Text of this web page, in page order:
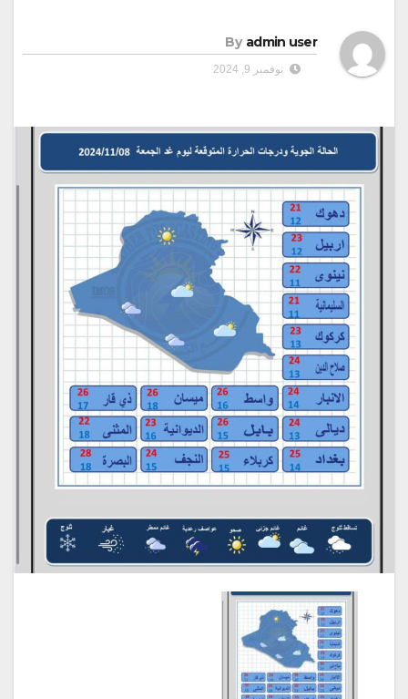
By admin user
نوفمبر 9, 2024